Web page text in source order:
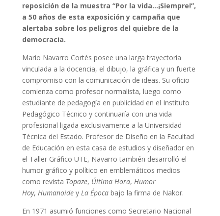
reposición de la muestra “Por la vida…¡Siempre!”,
a 50 años de esta exposición y campaña que
alertaba sobre los peligros del quiebre de la
democracia.
Mario Navarro Cortés posee una larga trayectoria
vinculada a la docencia, el dibujo, la gráfica y un fuerte
compromiso con la comunicación de ideas. Su oficio
comienza como profesor normalista, luego como
estudiante de pedagogía en publicidad en el Instituto
Pedagógico Técnico y continuaría con una vida
profesional ligada exclusivamente a la Universidad
Técnica del Estado. Profesor de Diseño en la Facultad
de Educación en esta casa de estudios y diseñador en
el Taller Gráfico UTE, Navarro también desarrolló el
humor gráfico y político en emblemáticos medios
como revista Topaze, Última Hora, Humor
Hoy, Humanoidey La Épocabajo la firma de Nakor.
En 1971 asumió funciones como Secretario Nacional